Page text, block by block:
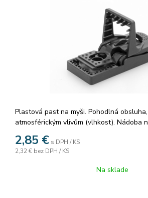
Plastová past na myši. Pohodlná
atmosférickým vlivům (vlhkost). Nádoba
2,85 € s DPH / KS
2,32 € bez DPH / KS
Na sklade